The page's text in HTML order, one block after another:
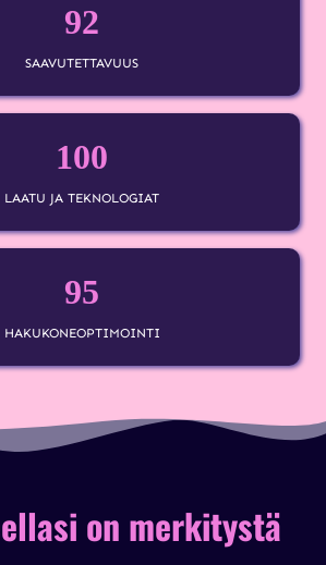
92
SAAVUTETTAVUUS
100
LAATU JA TEKNOLOGIAT
95
HAKUKONEOPTIMOINTI
on merkitystä